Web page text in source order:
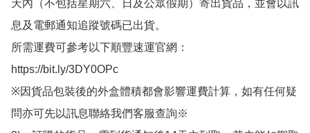
天內（不包括星期六、日及公眾假期）寄出貨品，並會以訊
息及電郵通知追蹤號碼已出貨。
所需運費可參考以下順豐速運官網：
https://bit.ly/3DY0OPc
※因貨品包裝後的外盒體積都會影響運費計算，如有任何疑
問亦可先以訊息聯絡我們客服查詢※